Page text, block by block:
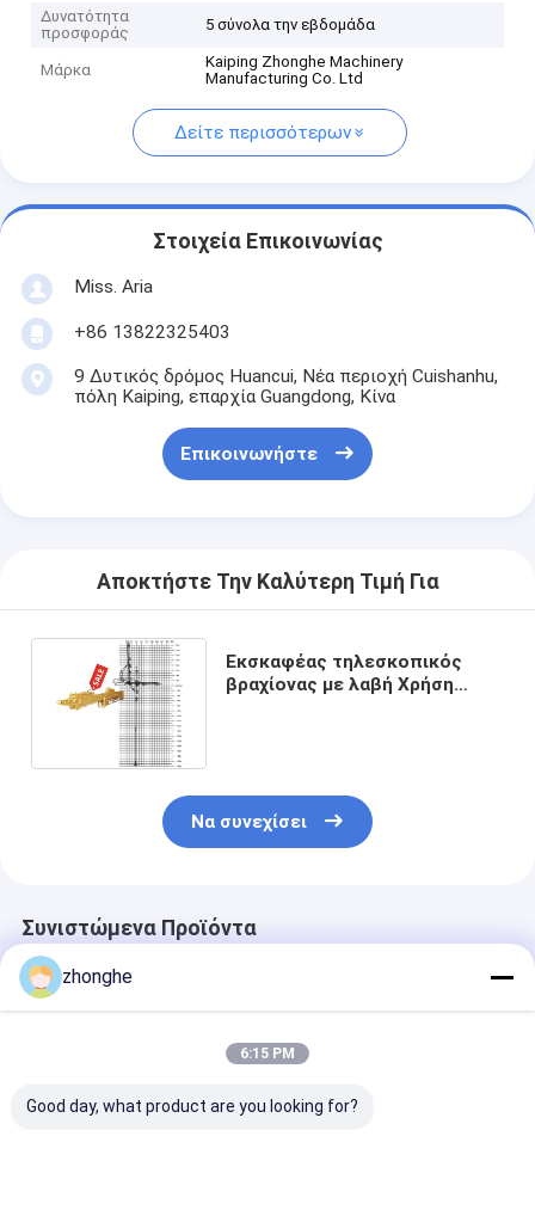
Δυνατότητα
προσφοράς
5 σύνολα την εβδομάδα
Μάρκα
Kaiping Zhonghe Machinery
Manufacturing Co. Ltd
Δείτε περισσότερων
Στοιχεία Επικοινωνίας
Miss. Aria
+86 13822325403
9 Δυτικός δρόμος Huancui, Νέα περιοχή Cuishanhu,
πόλη Kaiping, επαρχία Guangdong, Κίνα
Επικοινωνήστε
Αποκτήστε Την Καλύτερη Τιμή Για
Εκσκαφέας τηλεσκοπικός
βραχίονας με λαβή Χρήση
Να συνεχίσει
Συνιστώμενα Προϊόντα
zhonghe
6:15 PM
Good day, what product are you looking for?